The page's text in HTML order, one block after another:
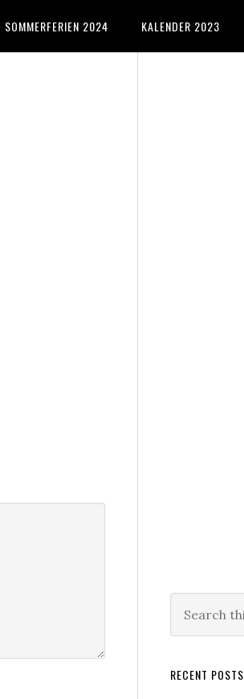
SOMMERFERIEN 2024 KALENDER 2023
this
RECENT POSTS